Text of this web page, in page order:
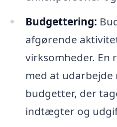
Budgettering:
afgørende
virksomheder. En
med at udarbejde
budgetter, der
indtægter og